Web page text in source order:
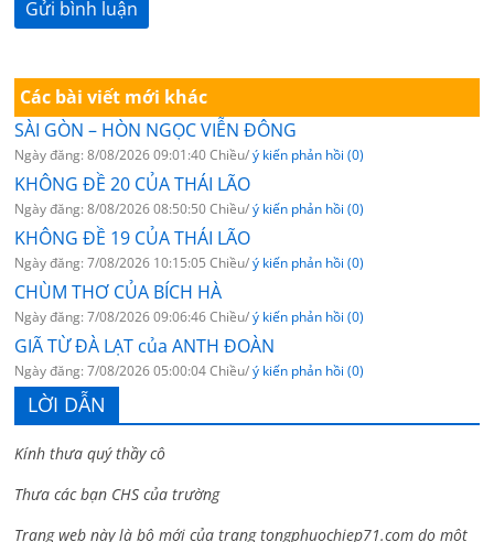
Các bài viết mới khác
SÀI GÒN – HÒN NGỌC VIỄN ĐÔNG
Ngày đăng: 8/08/2026 09:01:40 Chiều/ý kiến phản hồi (0)
KHÔNG ĐỀ 20 CỦA THÁI LÃO
Ngày đăng: 8/08/2026 08:50:50 Chiều/ý kiến phản hồi (0)
KHÔNG ĐỀ 19 CỦA THÁI LÃO
Ngày đăng: 7/08/2026 10:15:05 Chiều/ý kiến phản hồi (0)
CHÙM THƠ CỦA BÍCH HÀ
Ngày đăng: 7/08/2026 09:06:46 Chiều/ý kiến phản hồi (0)
GIÃ TỪ ĐÀ LẠT của ANTH ĐOÀN
Ngày đăng: 7/08/2026 05:00:04 Chiều/ý kiến phản hồi (0)
LỜI DẪN
Kính thưa quý thầy cô
Thưa các bạn CHS của trường
Trang web này là bộ mới của trang tongphuochiep71.com do một